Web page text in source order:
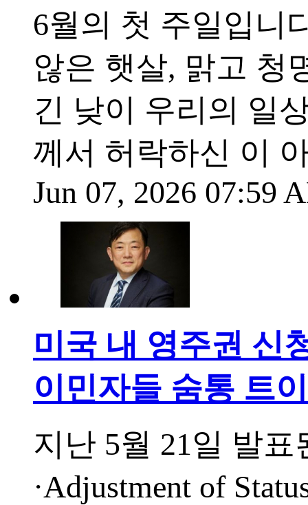
6월의 첫 주일입니
않은 햇살, 맑고 청
긴 낮이 우리의 일
께서 허락하신 이
Jun 07, 2026 07:59
미국 내 영주권 신
이민자들 숨통 트
지난 5월 21일 발
·Adjustment of